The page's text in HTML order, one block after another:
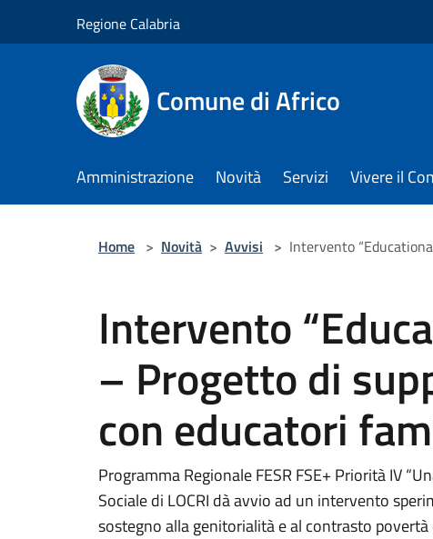
Regione Calabria
Comune di Africo
Amministrazione Novità Servizi Vivere il
Home > Novità > Avvisi > Intervento
Intervento
– Progetto di
con educatori
Programma Regionale FESR FSE+ Priorità IV
Sociale di LOCRI dà avvio ad un intervento
sostegno alla genitorialità e al contrasto